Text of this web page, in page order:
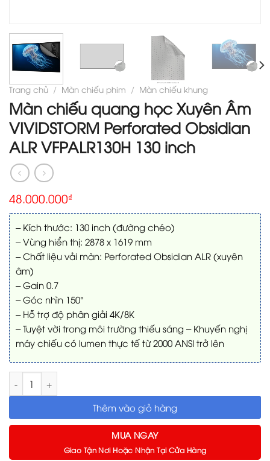
Trang chủ / Màn chiếu phim / Màn chiếu khung
Màn chiếu quang học Xuyên Âm
VIVIDSTORM Perforated Obsidian
ALR VFPALR130H 130 inch
48.000.000₫
– Kích thước: 130 inch (đường chéo)
– Vùng hiển thị: 2878 x 1619 mm
– Chất liệu vải màn: Perforated Obsidian ALR (xuyên
âm)
– Gain 0.7
– Góc nhìn 150°
– Hỗ trợ độ phân giải 4K/8K
– Tuyệt vời trong môi trường thiếu sáng – Khuyến nghị
máy chiếu có lumen thực tế từ 2000 ANSI trở lên
Màn chiếu quang học Xuyên Âm VIVIDSTORM Perforated
Thêm vào giỏ hàng
MUA NGAY
Giao Tận Nơi Hoặc Nhận Tại Cửa Hàng